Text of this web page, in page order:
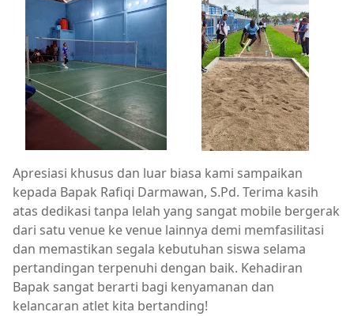
Apresiasi khusus dan luar biasa kami sampaikan
kepada Bapak Rafiqi Darmawan, S.Pd. Terima kasih
atas dedikasi tanpa lelah yang sangat mobile bergerak
dari satu venue ke venue lainnya demi memfasilitasi
dan memastikan segala kebutuhan siswa selama
pertandingan terpenuhi dengan baik. Kehadiran
Bapak sangat berarti bagi kenyamanan dan
kelancaran atlet kita bertanding!